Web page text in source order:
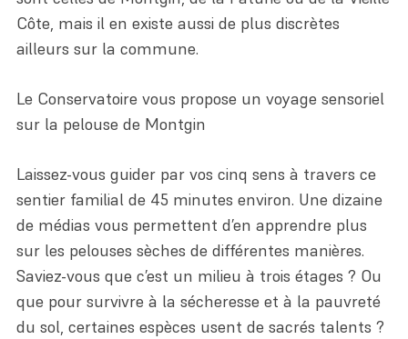
Côte, mais il en existe aussi de plus discrètes
ailleurs sur la commune.
Le Conservatoire vous propose un voyage sensoriel
sur la pelouse de Montgin
Laissez-vous guider par vos cinq sens à travers ce
sentier familial de 45 minutes environ. Une dizaine
de médias vous permettent d’en apprendre plus
sur les pelouses sèches de différentes manières.
Saviez-vous que c’est un milieu à trois étages ? Ou
que pour survivre à la sécheresse et à la pauvreté
du sol, certaines espèces usent de sacrés talents ?